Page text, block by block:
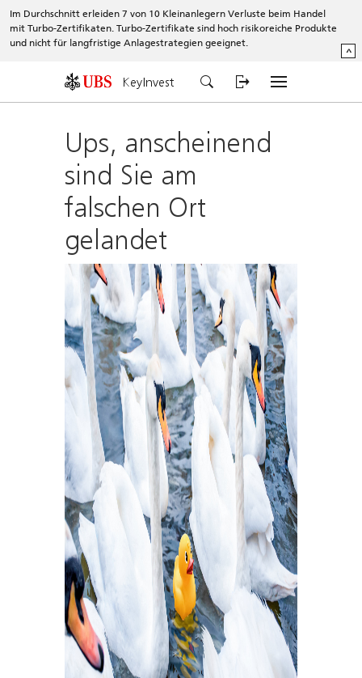
Im Durchschnitt erleiden 7 von 10 Kleinanlegern Verluste beim Handel
mit Turbo-Zertifikaten. Turbo-Zertifikate sind hoch risikoreiche Produkte
und nicht für langfristige Anlagestrategien geeignet.
^
KeyInvest
Ups, anscheinend
sind Sie am
falschen Ort
gelandet